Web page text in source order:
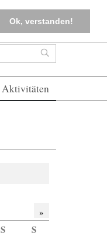
Ok, verstanden!
FAQs Einloggen
Suche
Aktivitäten
»
S S